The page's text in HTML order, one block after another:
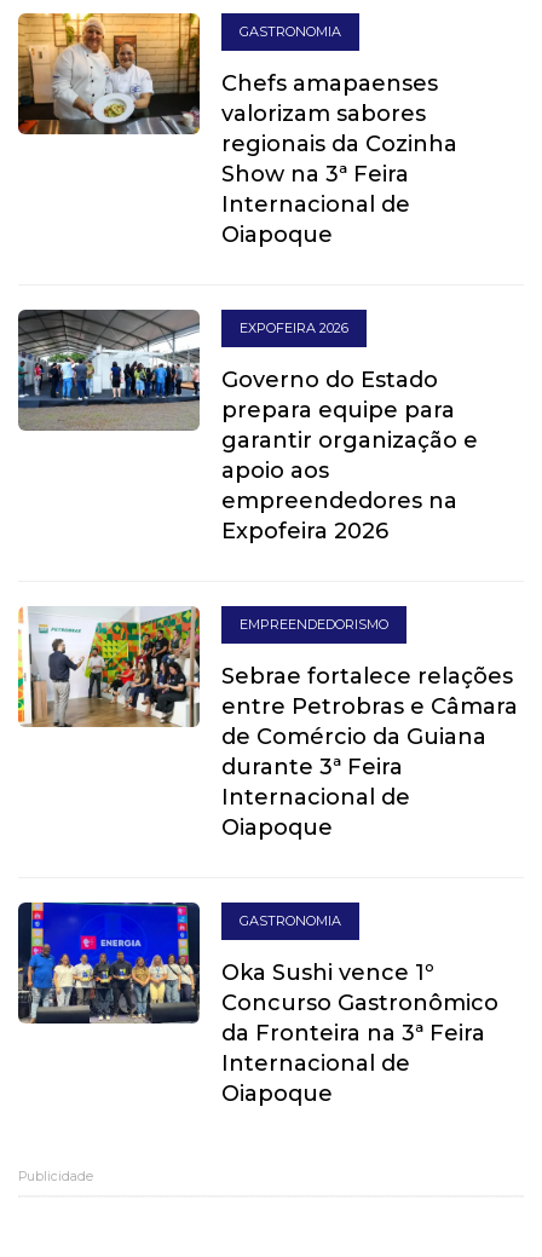
GASTRONOMIA
Chefs amapaenses
valorizam sabores
regionais da Cozinha
Show na 3ª Feira
Internacional de
Oiapoque
EXPOFEIRA 2026
Governo do Estado
prepara equipe para
garantir organização e
apoio aos
empreendedores na
Expofeira 2026
EMPREENDEDORISMO
Sebrae fortalece relações
entre Petrobras e Câmara
de Comércio da Guiana
durante 3ª Feira
Internacional de
Oiapoque
GASTRONOMIA
Oka Sushi vence 1º
Concurso Gastronômico
da Fronteira na 3ª Feira
Internacional de
Oiapoque
Publicidade